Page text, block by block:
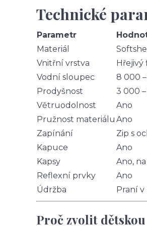
Technické
Parametr
Materiál
Vnitřní vrstva
Hřejivý
Vodní sloupec
8 000
Prodyšnost
3 000
Větruodolnost
Ano
Pružnost materiálu Ano
Zapínání
Zip s
Kapuce
Ano
Kapsy
Ano,
Reflexní prvky
Ano
Údržba
Praní v
Proč zvolit